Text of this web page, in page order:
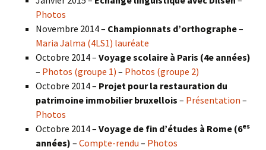
Photos
Novembre 2014 – Championnats d’orthographe–
Maria Jalma (4LS1) lauréate
Octobre 2014 – Voyage scolaire à Paris (4e années)
– Photos (groupe 1) – Photos (groupe 2)
Octobre 2014 – Projet pour la restauration du
patrimoine immobilier bruxellois – Présentation –
Photos
Octobre 2014 – Voyage de fin d’études à Rome (6es
années) – Compte-rendu – Photos